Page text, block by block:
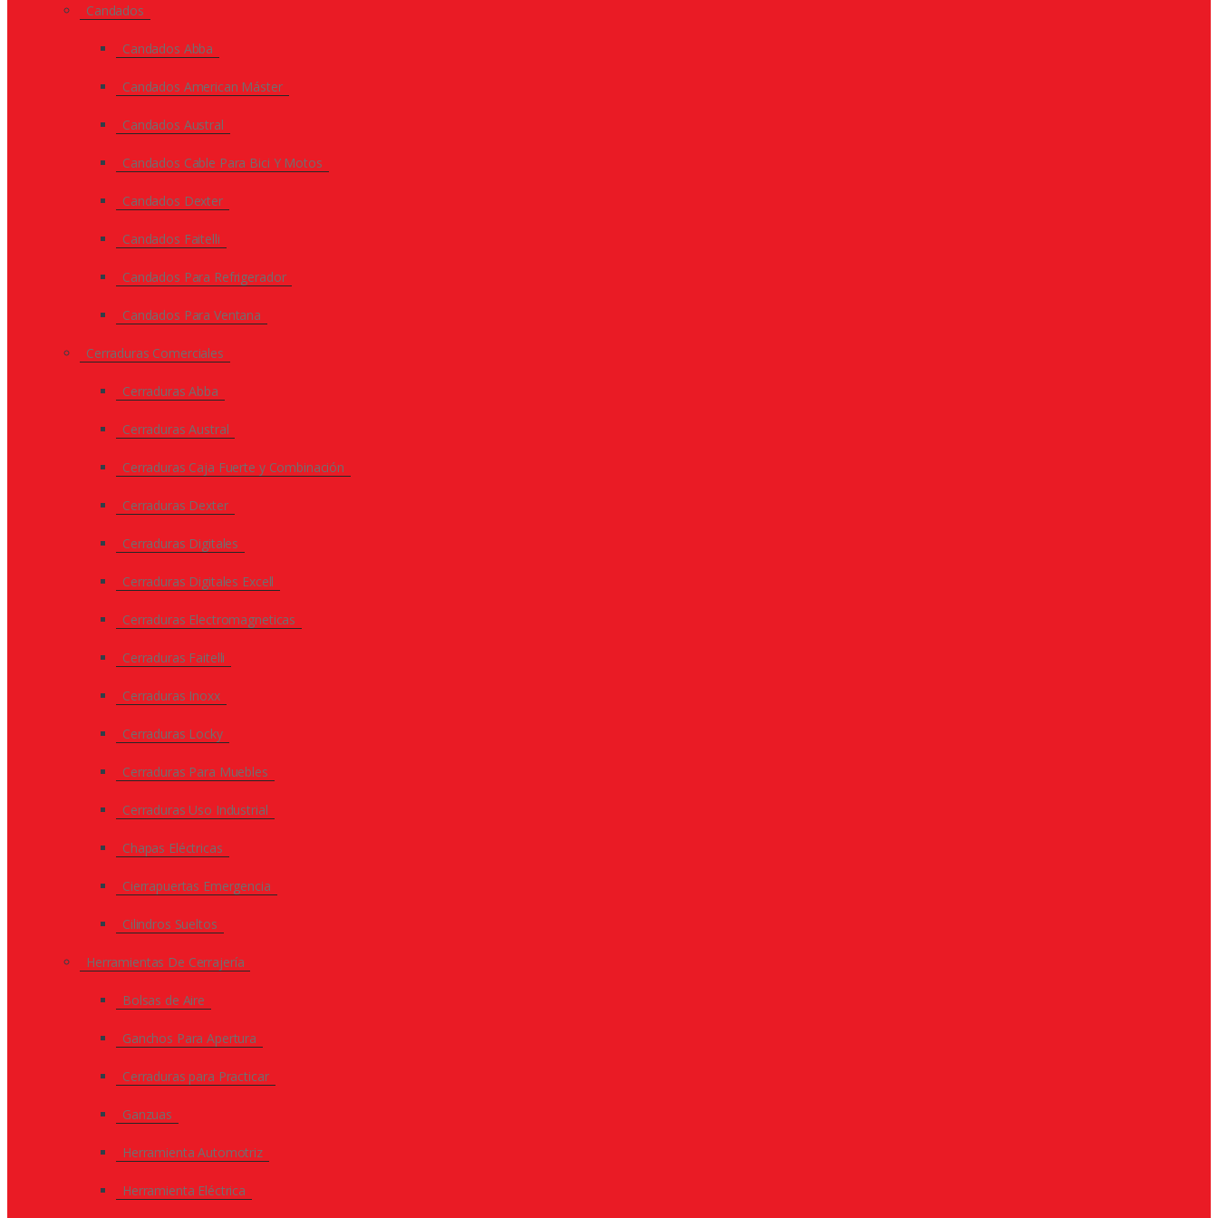
Candados
Candados Abba
Candados American Máster
Candados Austral
Candados Cable Para Bici Y Motos
Candados Dexter
Candados Faitelli
Candados Para Refrigerador
Candados Para Ventana
Cerraduras Comerciales
Cerraduras Abba
Cerraduras Austral
Cerraduras Caja Fuerte y Combinación
Cerraduras Dexter
Cerraduras Digitales
Cerraduras Digitales Excell
Cerraduras Electromagneticas
Cerraduras Faitelli
Cerraduras Inoxx
Cerraduras Locky
Cerraduras Para Muebles
Cerraduras Uso Industrial
Chapas Eléctricas
Cierrapuertas Emergencia
Cilindros Sueltos
Herramientas De Cerrajería
Bolsas de Aire
Ganchos Para Apertura
Cerraduras para Practicar
Ganzuas
Herramienta Automotriz
Herramienta Eléctrica